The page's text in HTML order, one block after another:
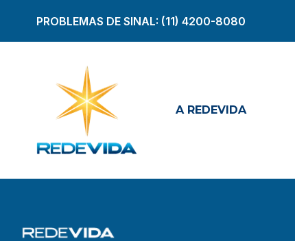
PROBLEMAS DE SINAL: (11) 4200-8080
A REDEVIDA